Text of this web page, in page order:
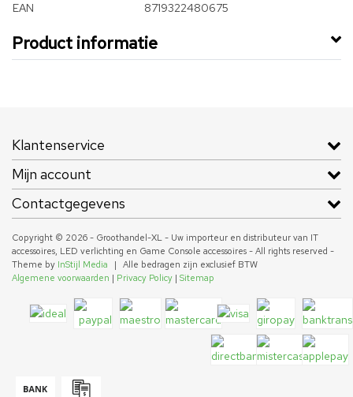
EAN
8719322480675
Product informatie
Klantenservice
Mijn account
Contactgegevens
Copyright © 2026 - Groothandel-XL - Uw importeur en distributeur van IT
accessoires, LED verlichting en Game Console accessoires - All rights reserved -
Theme by InStijl Media |
Alle bedragen zijn exclusief BTW
Algemene voorwaarden | Privacy Policy | Sitemap